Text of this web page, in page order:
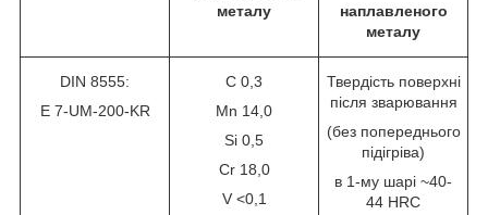
металу
наплавленого
металу
DIN 8555:
E 7-UM-200-KR
С 0,3
Mn 14,0
Si 0,5
Cr 18,0
V <0,1
Твердість поверхні
після зварювання
(без попереднього
підігріва)
в 1-му шарі ~40-
44 HRC